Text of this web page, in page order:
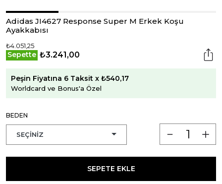
Adidas JI4627 Response Super M Erkek Koşu
Ayakkabısı
₺4.051,25
Sepette ₺3.241,00
Peşin Fiyatına 6 Taksit x ₺540,17
Worldcard ve Bonus'a Özel
BEDEN
SEPETE EKLE